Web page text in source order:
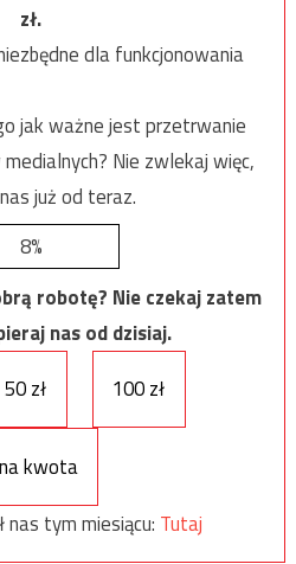
zł.
dla funkcjonowania
jak ważne jest przetrwanie
Nie zwlekaj więc,
już od teraz.
8%
robotę? Nie czekaj zatem
nas od dzisiaj.
50 zł 100 zł
kwota
tym miesiącu: Tutaj